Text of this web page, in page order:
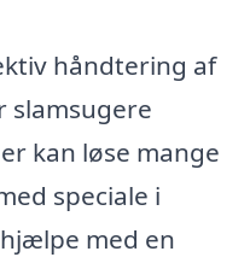
håndtering af
slamsugere
kan løse mange
speciale i
med en